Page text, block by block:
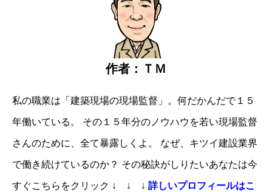
作者：ＴＭ
私の職業は「建築現場の現場監督」。 何だかんだで１５
年働いている。 その１５年分のノウハウを若い現場監督
さんのために、全て暴露しくよ。 なぜ、キツイ建設業界
で働き続けているのか？ その秘訣がしりたいあなたは今
すぐこちらをクリック ↓ ↓ ↓ 詳しいプロフィールはこ